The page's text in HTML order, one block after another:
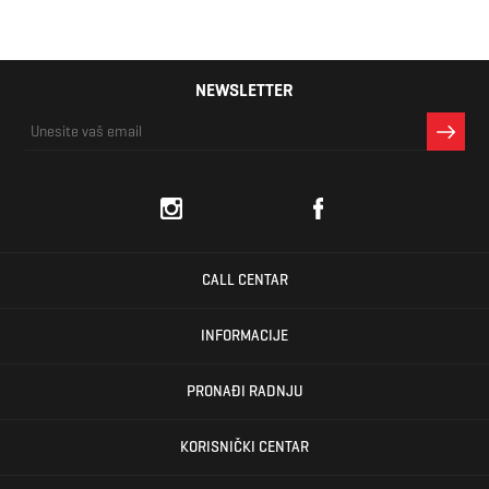
NEWSLETTER
CALL CENTAR
INFORMACIJE
PRONAĐI RADNJU
KORISNIČKI CENTAR